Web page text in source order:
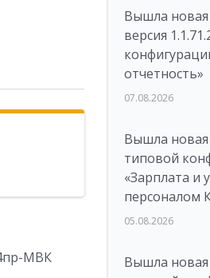
МВК
Вышла
версия
отчетность»
07.08.2026
Вышла новая
типовой
«Зарплата и
персоналом
05.08.2026
Вышла новая